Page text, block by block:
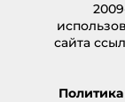
сайта